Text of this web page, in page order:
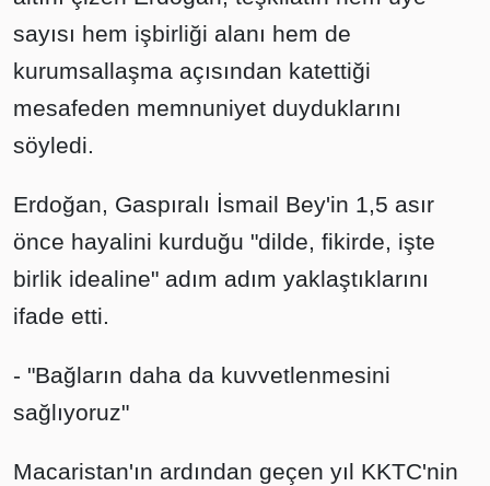
sayısı hem işbirliği alanı hem de
kurumsallaşma açısından katettiği
mesafeden memnuniyet duyduklarını
söyledi.
Erdoğan, Gaspıralı İsmail Bey'in 1,5 asır
önce hayalini kurduğu "dilde, fikirde, işte
birlik idealine" adım adım yaklaştıklarını
ifade etti.
- "Bağların daha da kuvvetlenmesini
sağlıyoruz"
Macaristan'ın ardından geçen yıl KKTC'nin